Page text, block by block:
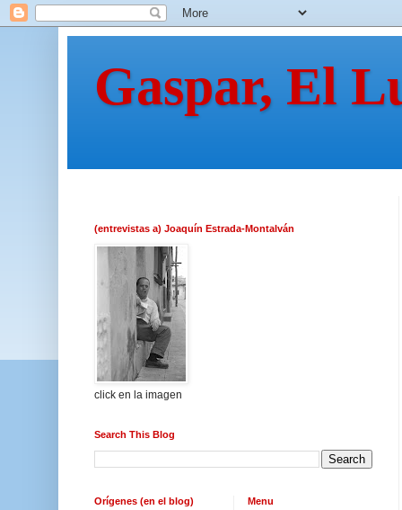
Gaspar, El
(entrevistas a) Joaquín Estrada-Montalván
click en la imagen
Search This Blog
Orígenes (en el blog) Menu